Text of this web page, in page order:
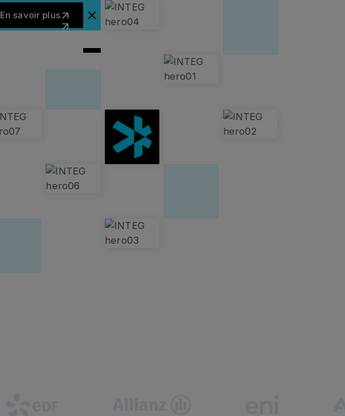
En savoir plus
En savoir plus
Fermer la bannière d'annonce